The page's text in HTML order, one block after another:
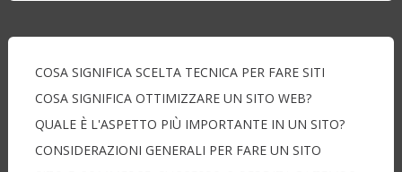
COSA SIGNIFICA SCELTA TECNICA PER FARE SITI
COSA SIGNIFICA OTTIMIZZARE UN SITO WEB?
QUALE È L'ASPETTO PIÙ IMPORTANTE IN UN SITO?
CONSIDERAZIONI GENERALI PER FARE UN SITO